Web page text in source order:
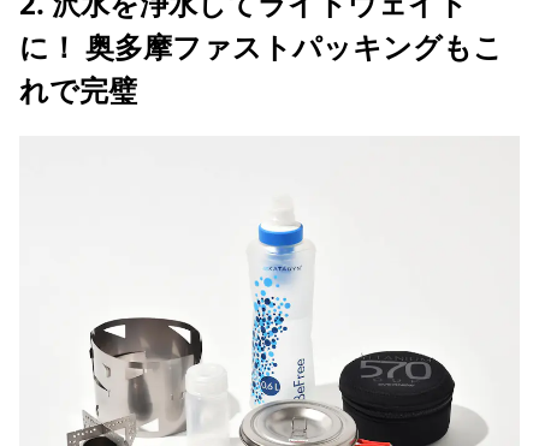
に！ 奥多摩ファストパッキングもこ
れで完璧